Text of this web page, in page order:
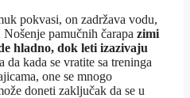
pokvasi, on zadržava vodu,
pamučnih čarapa zimi
hladno, dok leti izazivaju
da kada se vratite sa treninga
one se mnogo
doneti zaključak da se u